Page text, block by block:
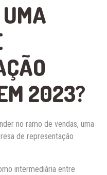
2023?
no ramo de vendas, uma
de representação
intermediária entre